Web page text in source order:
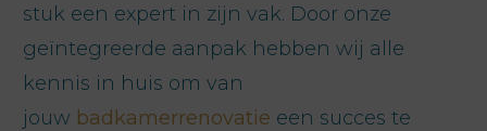
stuk een expert in zijn vak. Door onze
geïntegreerde aanpak hebben wij alle
kennis in huis om van
jouw badkamerrenovatie een succes te